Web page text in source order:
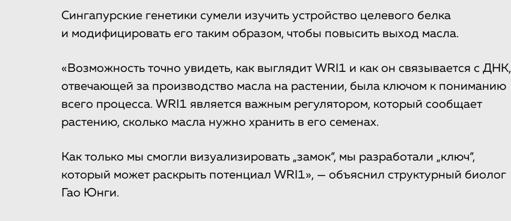
Сингапурские генетики сумели изучить устройство целевого белка
и модифицировать его таким образом, чтобы повысить выход масла.
«Возможность точно увидеть, как выглядит WRI1 и как он связывается с ДНК,
отвечающей за производство масла на растении, была ключом к пониманию
всего процесса. WRI1 является важным регулятором, который сообщает
растению, сколько масла нужно хранить в его семенах.
Как только мы смогли визуализировать „замок“, мы разработали „ключ“,
который может раскрыть потенциал WRI1», — объяснил структурный биолог
Гао Юнги.